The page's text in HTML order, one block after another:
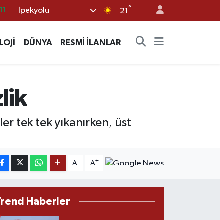
İpekyolu 21 °
DÜNYA RESMİ İLANLAR
tek tek yıkanırken, üst
A- A+
Haberler